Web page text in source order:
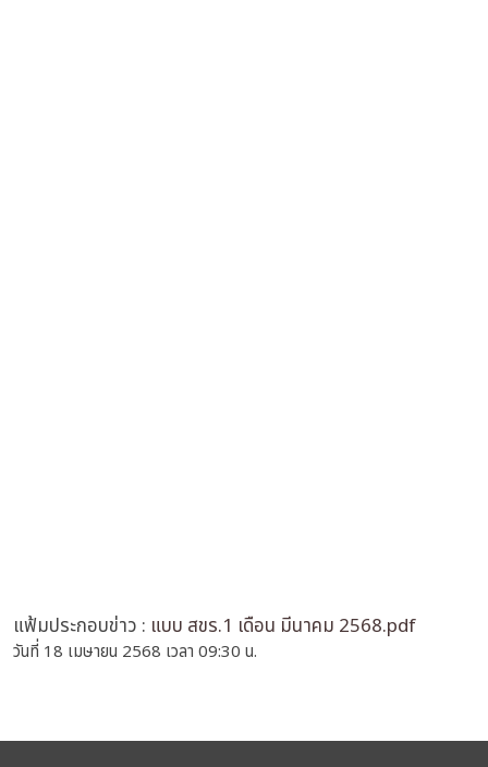
แฟ้มประกอบข่าว : แบบ สขร.1 เดือน มีนาคม 2568.pdf
วันที่ 18 เมษายน 2568 เวลา 09:30 น.